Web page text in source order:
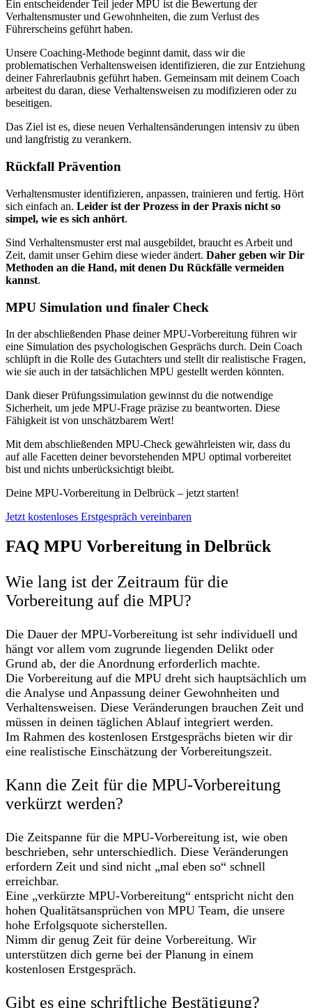
Ein entscheidender Teil jeder MPU ist die Bewertung der
Verhaltensmuster und Gewohnheiten, die zum Verlust des
Führerscheins geführt haben.
Unsere Coaching-Methode beginnt damit, dass wir die
problematischen Verhaltensweisen identifizieren, die zur Entziehung
deiner Fahrerlaubnis geführt haben. Gemeinsam mit deinem Coach
arbeitest du daran, diese Verhaltensweisen zu modifizieren oder zu
beseitigen.
Das Ziel ist es, diese neuen Verhaltensänderungen intensiv zu üben
und langfristig zu verankern.
Rückfall Prävention
Verhaltensmuster identifizieren, anpassen, trainieren und fertig. Hört
sich einfach an. Leider ist der Prozess in der Praxis nicht so
simpel, wie es sich anhört.
Sind Verhaltensmuster erst mal ausgebildet, braucht es Arbeit und
Zeit, damit unser Gehirn diese wieder ändert. Daher geben wir Dir
Methoden an die Hand, mit denen Du Rückfälle vermeiden
kannst.
MPU Simulation und finaler Check
In der abschließenden Phase deiner MPU-Vorbereitung führen wir
eine Simulation des psychologischen Gesprächs durch. Dein Coach
schlüpft in die Rolle des Gutachters und stellt dir realistische Fragen,
wie sie auch in der tatsächlichen MPU gestellt werden könnten.
Dank dieser Prüfungssimulation gewinnst du die notwendige
Sicherheit, um jede MPU-Frage präzise zu beantworten. Diese
Fähigkeit ist von unschätzbarem Wert!
Mit dem abschließenden MPU-Check gewährleisten wir, dass du
auf alle Facetten deiner bevorstehenden MPU optimal vorbereitet
bist und nichts unberücksichtigt bleibt.
Deine MPU-Vorbereitung in Delbrück – jetzt starten!
Jetzt kostenloses Erstgespräch vereinbaren
FAQ MPU Vorbereitung in Delbrück
Wie lang ist der Zeitraum für die
Vorbereitung auf die MPU?
Die Dauer der MPU-Vorbereitung ist sehr individuell und
hängt vor allem vom zugrunde liegenden Delikt oder
Grund ab, der die Anordnung erforderlich machte.
Die Vorbereitung auf die MPU dreht sich hauptsächlich um
die Analyse und Anpassung deiner Gewohnheiten und
Verhaltensweisen. Diese Veränderungen brauchen Zeit und
müssen in deinen täglichen Ablauf integriert werden.
Im Rahmen des kostenlosen Erstgesprächs bieten wir dir
eine realistische Einschätzung der Vorbereitungszeit.
Kann die Zeit für die MPU-Vorbereitung
verkürzt werden?
Die Zeitspanne für die MPU-Vorbereitung ist, wie oben
beschrieben, sehr unterschiedlich. Diese Veränderungen
erfordern Zeit und sind nicht „mal eben so“ schnell
erreichbar.
Eine „verkürzte MPU-Vorbereitung“ entspricht nicht den
hohen Qualitätsansprüchen von MPU Team, die unsere
hohe Erfolgsquote sicherstellen.
Nimm dir genug Zeit für deine Vorbereitung. Wir
unterstützen dich gerne bei der Planung in einem
kostenlosen Erstgespräch.
Gibt es eine schriftliche Bestätigung?